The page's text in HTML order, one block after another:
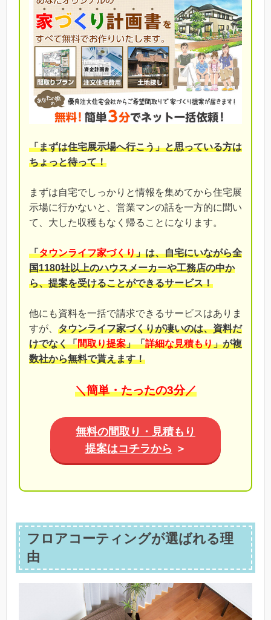
「まずは住宅展示場へ行こう」と思っている方は
ちょっと待って！
まずは自宅でしっかりと情報を集めてから住宅展
示場に行かないと、営業マンの話を一方的に聞い
て、大した収穫もなく帰ることになります。
「タウンライフ家づくり」は、自宅にいながら全
国1180社以上のハウスメーカーや工務店の中か
ら、提案を受けることができるサービス！
他にも資料を一括で請求できるサービスはありま
すが、 タウンライフ家づくりが凄いのは、資料だ
けでなく「間取り提案」「詳細な見積もり」が複
数社から無料で貰えます！
＼簡単・たったの3分／
無料の間取り・見積もり
提案はコチラから ＞
フロアコーティングが選ばれる理
由